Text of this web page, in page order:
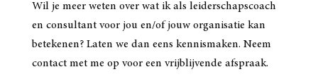
Wil je meer weten over wat ik als leiderschapscoach
en consultant voor jou en/of jouw organisatie kan
betekenen? Laten we dan eens kennismaken. Neem
contact met me op voor een vrijblijvende afspraak.